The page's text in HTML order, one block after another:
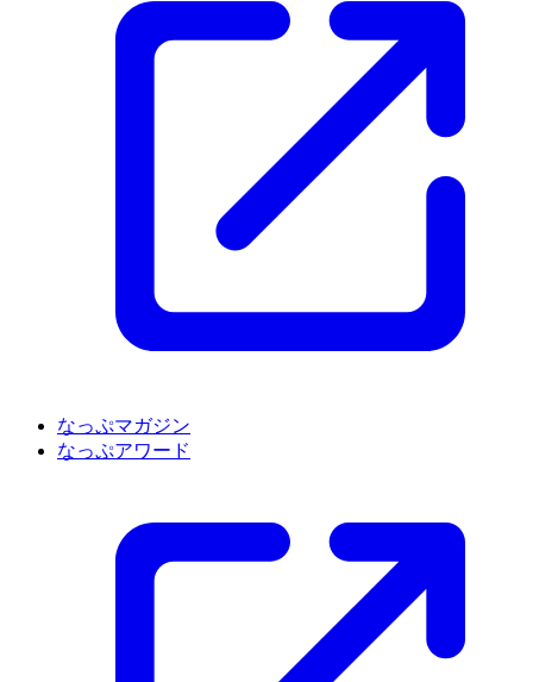
なっぷマガジン
なっぷアワード